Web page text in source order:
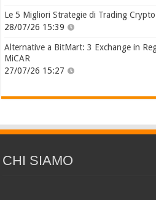
Le 5 Migliori Strategie di Trading
28/07/26 15:39
Alternative a BitMart: 3 Exchange in
MiCAR
27/07/26 15:27
CHI SIAMO